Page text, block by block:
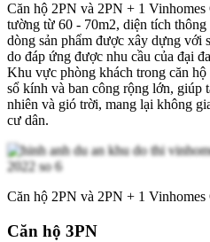
Căn hộ 2PN và 2PN + 1
tường từ 60 - 70m2, diện tích
dòng sản phẩm được xây dựng với
do đáp ứng được nhu cầu của đại
Khu vực phòng khách trong căn
sổ kính và ban công rộng lớn, giúp
nhiên và gió trời, mang lại không
cư dân.
Căn hộ 2PN và 2PN + 1 Vinhomes
Căn hộ 3PN